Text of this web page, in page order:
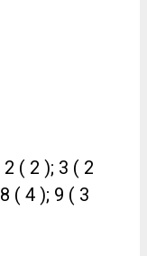
2 ( 2 ); 3 ( 2
( 4 ); 9 ( 3